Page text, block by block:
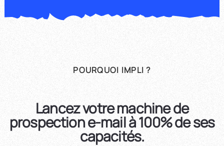
POURQUOI IMPLI ?
Lancez votre machine de
prospection e-mail à 100% de ses
capacités.